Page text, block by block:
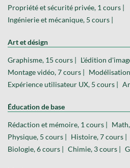
Propriété et sécurité privée, 1 cours |
Ingénierie et mécanique, 5 cours |
Art et désign
Graphisme, 15 cours | L'édition
Montage vidéo, 7 cours |
Expérience utilisateur UX, 5 cours |
Éducation de base
Rédaction et mémoire, 1 cours |
Physique, 5 cours | Histoire, 7 cours |
Biologie, 6 cours | Chimie, 3 cours |